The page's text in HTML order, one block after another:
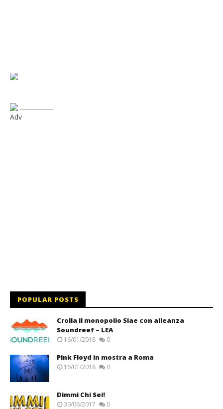
Adv
POPULAR POSTS
Crolla il monopolio Siae con alleanza
Soundreef – LEA
16/01/2018 0
Pink Floyd in mostra a Roma
16/01/2018 0
Dimmi Chi Sei!
30/06/2017 0